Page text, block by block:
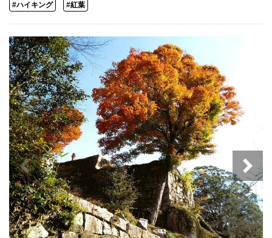
#ハイキング #紅葉